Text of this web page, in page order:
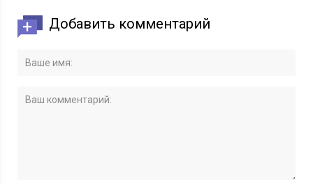
Добавить комментарий